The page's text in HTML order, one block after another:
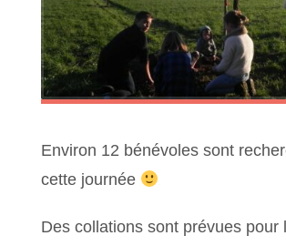
Environ 12 bénévoles sont
cette journée
Des collations sont prévues pour